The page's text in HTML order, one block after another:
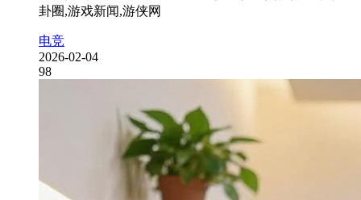
卦圈,游戏新闻,游侠网
电竞
2026-02-04
98